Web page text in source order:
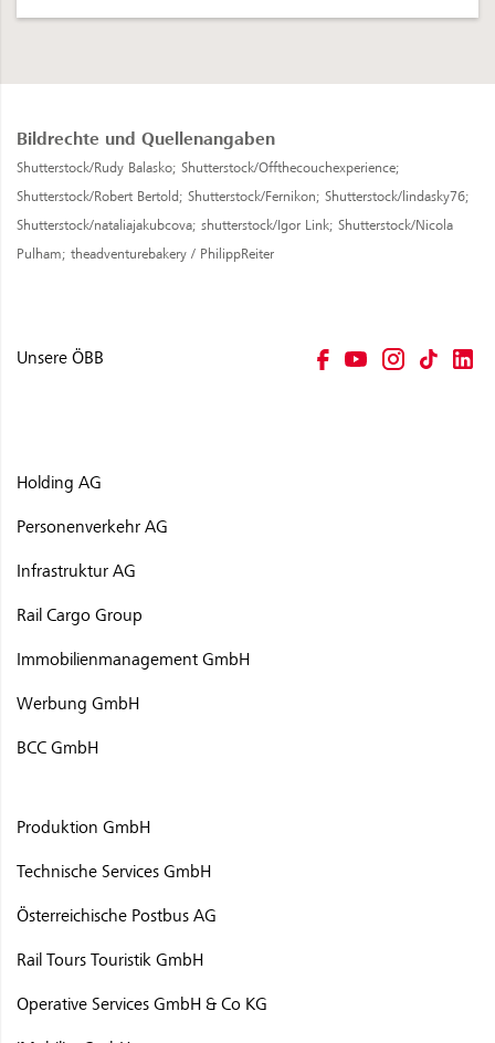
Bildrechte und Quellenangaben
Shutterstock/Rudy Balasko; Shutterstock/Offthecouchexperience;
Shutterstock/Robert Bertold; Shutterstock/Fernikon; Shutterstock/lindasky76;
Shutterstock/nataliajakubcova; shutterstock/Igor Link; Shutterstock/Nicola
Pulham; theadventurebakery / PhilippReiter
Unsere ÖBB
Holding AG
Personenverkehr AG
Infrastruktur AG
Rail Cargo Group
Immobilienmanagement GmbH
Werbung GmbH
BCC GmbH
Produktion GmbH
Technische Services GmbH
Österreichische Postbus AG
Rail Tours Touristik GmbH
Operative Services GmbH & Co KG